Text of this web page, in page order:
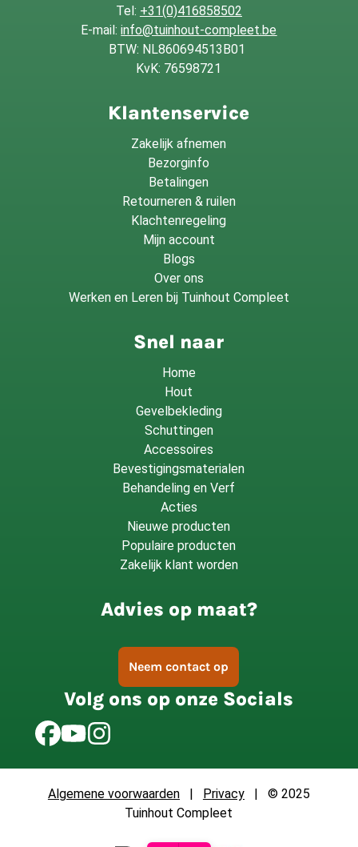
Tel: +31(0)416858502
E-mail:info@tuinhout-compleet.be
BTW: NL860694513B01
KvK: 76598721
Klantenservice
Zakelijk afnemen
Bezorginfo
Betalingen
Retourneren & ruilen
Klachtenregeling
Mijn account
Blogs
Over ons
Werken en Leren bij Tuinhout Compleet
Snel naar
Home
Hout
Gevelbekleding
Schuttingen
Accessoires
Bevestigingsmaterialen
Behandeling en Verf
Acties
Nieuwe producten
Populaire producten
Zakelijk klant worden
Advies op maat?
Neem contact op
Volg ons op onze Socials
Algemene voorwaarden| Privacy| © 2025
Tuinhout Compleet